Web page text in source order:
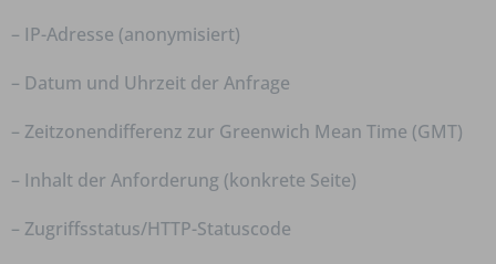
– IP-Adresse (anonymisiert)
– Datum und Uhrzeit der Anfrage
– Zeitzonendifferenz zur Greenwich Mean Time (GMT)
– Inhalt der Anforderung (konkrete Seite)
– Zugriffsstatus/HTTP-Statuscode